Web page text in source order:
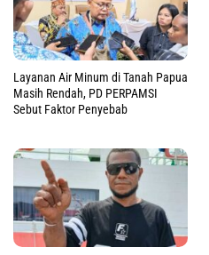
Layanan Air Minum di Tanah Papua
Masih Rendah, PD PERPAMSI
Sebut Faktor Penyebab